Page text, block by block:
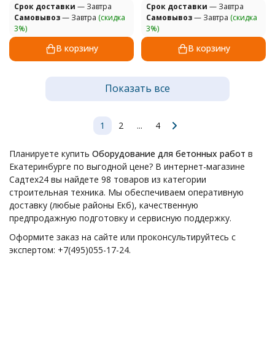
Cрок доставки — Завтра
Самовывоз— Завтра (скидка
3%)
В корзину
Cрок доставки — Завтра
Самовывоз— Завтра (скидка
3%)
В корзину
Показать все
1 2 ... 4
Планируете купить Оборудование для бетонных работ в
Екатеринбурге по выгодной цене? В интернет-магазине
Садтех24 вы найдете 98 товаров из категории
строительная техника. Мы обеспечиваем оперативную
доставку (любые районы Екб), качественную
предпродажную подготовку и сервисную поддержку.
Оформите заказ на сайте или проконсультируйтесь с
экспертом: +7(495)055-17-24.